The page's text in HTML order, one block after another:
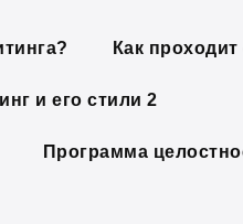
Как
и его стили 2
Программа